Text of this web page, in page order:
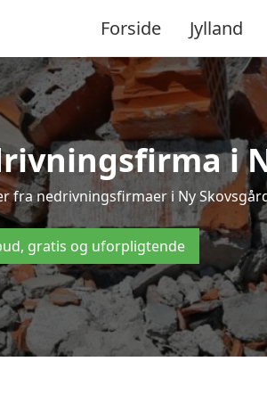
Forside Jylland
i
fra nedrivningsfirmaer i Ny
gratis og uforpligtende